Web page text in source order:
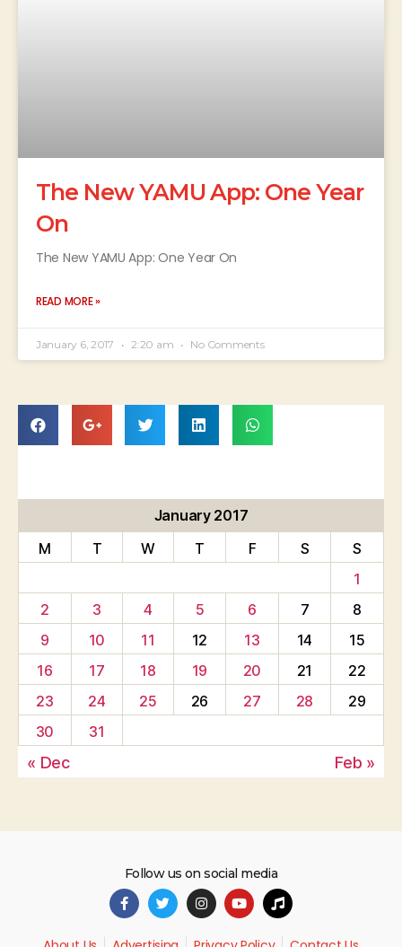
The New YAMU App: One Year
On
The New YAMU App: One Year On
READ MORE »
January 6, 2017 2:20 am No Comments
January 2017
M
T W T F S
S
1
2
3 4 5 6 7
8
9
10 11 12 13 14
15
16
17 18 19 20 21
22
23
24 25 26 27 28
29
30
31
« Dec Feb »
Follow us on social media